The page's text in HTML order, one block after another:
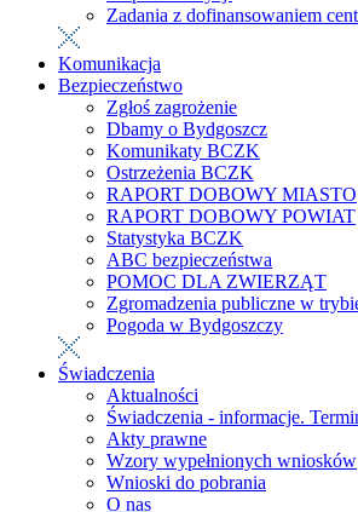
Zadania z dofinansowaniem
Komunikacja
Bezpieczeństwo
Zgłoś zagrożenie
Dbamy o Bydgoszcz
Komunikaty BCZK
Ostrzeżenia BCZK
RAPORT DOBOWY MIASTO
RAPORT DOBOWY POWIAT
Statystyka BCZK
ABC bezpieczeństwa
POMOC DLA ZWIERZĄT
Zgromadzenia publiczne w
Pogoda w Bydgoszczy
Świadczenia
Aktualności
Świadczenia - informacje.
Akty prawne
Wzory wypełnionych wniosków
Wnioski do pobrania
O nas